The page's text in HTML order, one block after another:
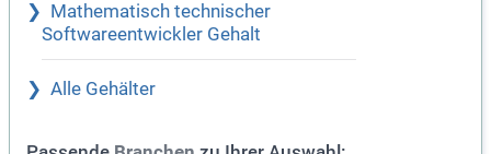
Mathematisch technischer
Softwareentwickler Gehalt
Alle Gehälter